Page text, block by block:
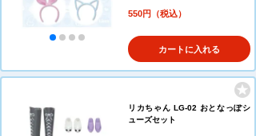
550円（税込）
カートに入れる
リカちゃん LG-02 おとなっぽシ
ューズセット